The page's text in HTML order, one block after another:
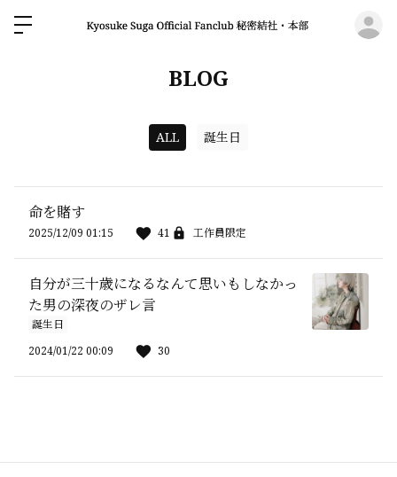
BLOG
ALL 誕生日
命を賭す
2025/12/09 01:15 41 工作員限定
自分が三十歳になるなんて思いもしなかっ
た男の深夜のザレ言
誕生日
2024/01/22 00:09
30